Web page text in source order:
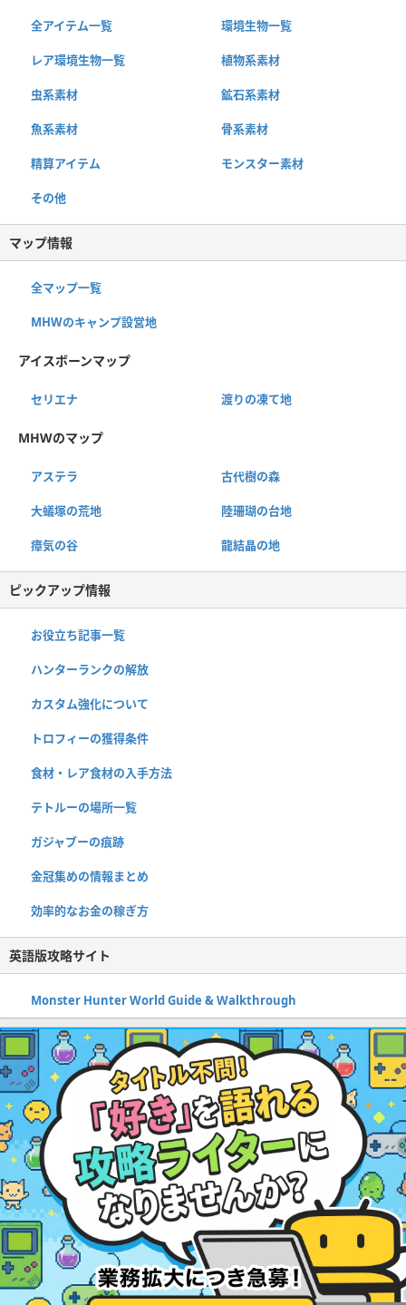
全アイテム一覧 環境生物一覧
レア環境生物一覧 植物系素材
虫系素材 鉱石系素材
魚系素材 骨系素材
精算アイテム モンスター素材
その他
マップ情報
全マップ一覧
MHWのキャンプ設営地
アイスボーンマップ
セリエナ 渡りの凍て地
MHWのマップ
アステラ 古代樹の森
大蟻塚の荒地 陸珊瑚の台地
瘴気の谷 龍結晶の地
ピックアップ情報
お役立ち記事一覧
ハンターランクの解放
カスタム強化について
トロフィーの獲得条件
食材・レア食材の入手方法
テトルーの場所一覧
ガジャブーの痕跡
金冠集めの情報まとめ
効率的なお金の稼ぎ方
英語版攻略サイト
Monster Hunter World Guide & Walkthrough